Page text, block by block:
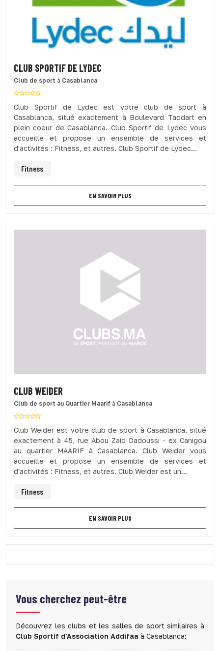
CLUB SPORTIF DE LYDEC
Club de sport à Casablanca
Club Sportif de Lydec est votre club de sport à
Casablanca, situé exactement à Boulevard Taddart en
plein coeur de Casablanca. Club Sportif de Lydec vous
accueille et propose un ensemble de services et
d'activités : Fitness, et autres. Club Sportif de Lydec...
Fitness
EN SAVOIR PLUS
CLUB WEIDER
Club de sport au Quartier Maarif à Casablanca
Club Weider est votre club de sport à Casablanca, situé
exactement à 45, rue Abou Zaid Dadoussi - ex Canigou
au quartier MAARIF à Casablanca. Club Weider vous
accueille et propose un ensemble de services et
d'activités : Fitness, et autres. Club Weider est un...
Fitness
EN SAVOIR PLUS
Vous cherchez peut-être
Découvrez les clubs et les salles de sport similaires à
Club Sportif d'Association Addifaa à Casablanca: